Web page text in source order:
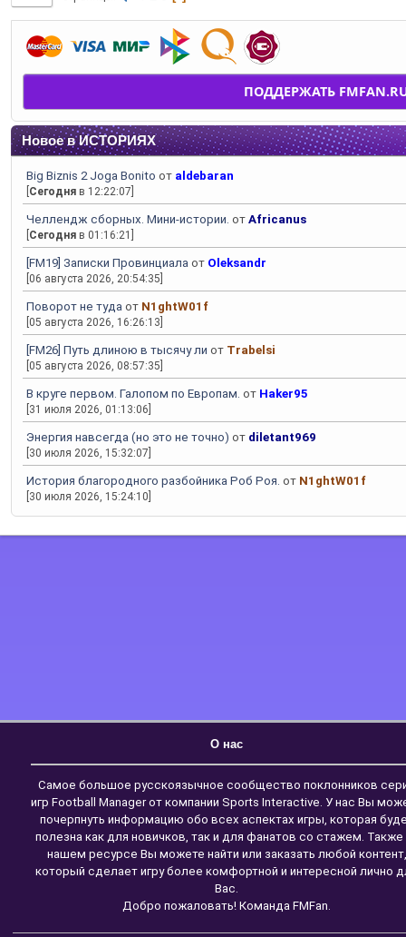
ПОДДЕРЖАТЬ
Новое в ИСТОРИЯХ
Big Biznis 2 Joga Bonito от aldebaran
Сегодня в 12:22:07]
Челлендж сборных. Мини-истории. от Africanus
Сегодня в 01:16:21]
[FM19] Записки Провинциала от Oleksandr
[06 августа 2026, 20:54:35]
Поворот не туда от N1ghtW01f
[05 августа 2026, 16:26:13]
[FM26] Путь длиною в тысячу ли от Trabelsi
[05 августа 2026, 08:57:35]
В круге первом. Галопом по Европам. от Haker95
[31 июля 2026, 01:13:06]
Энергия навсегда (но это не точно) от diletant969
[30 июля 2026, 15:32:07]
История благородного разбойника Роб Роя. от N1ghtW01f
[30 июля 2026, 15:24:10]
О нас
Самое большое русскоязычное сообщество поклонников
игр Football Manager от компании Sports Interactive. У нас Вы
почерпнуть информацию обо всех аспектах игры, которая
полезна как для новичков, так и для фанатов со стажем. Также
нашем ресурсе Вы можете найти или заказать любой контент,
который сделает игру более комфортной и интересной лично
Вас.
Добро пожаловать! Команда FMFan.